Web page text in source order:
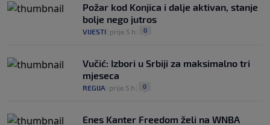
Požar kod Konjica i dalje aktivan, stanje
bolje nego jutros
VIJESTI prije 5 h 0
Vučić: Izbori u Srbiji za maksimalno tri
mjeseca
REGIJA prije 5 h 0
Enes Kanter Freedom želi na WNBA